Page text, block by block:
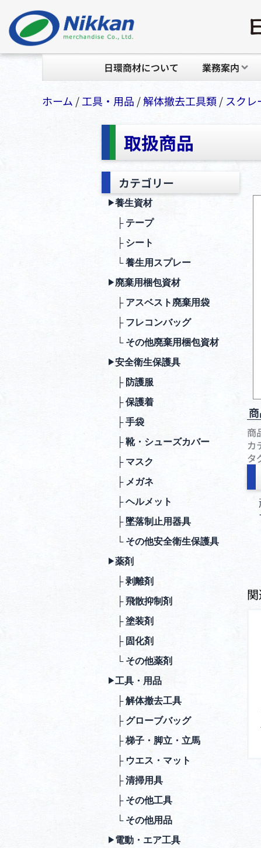
日環商材について 業務案内
ホーム /⼯具・⽤品 /解体撤去工具類/ スクレ
取扱商品
カテゴリー
▶︎養生資材
├ テープ
├ シート
└ 養生用スプレー
▶︎廃棄⽤梱包資材
├ アスベスト廃棄用袋
├ フレコンバッグ
└ その他廃棄用梱包資材
▶︎安全衛⽣保護具
├ 防護服
├ 保護着
├ ⼿袋
├ 靴・シューズカバー
├ マスク
├ メガネ
├ ヘルメット
├ 墜落制⽌⽤器具
└ その他安全衛⽣保護具
▶︎薬剤
├ 剥離剤
├ ⾶散抑制剤
├ 塗装剤
├ 固化剤
└ その他薬剤
▶︎⼯具・⽤品
├ 解体撤去⼯具
├ グローブバッグ
├ 梯⼦・脚⽴・⽴⾺
├ ウエス・マット
├ 清掃⽤具
├ その他⼯具
└ その他⽤品
▶︎ 電動・エア⼯具
商
カ
タ